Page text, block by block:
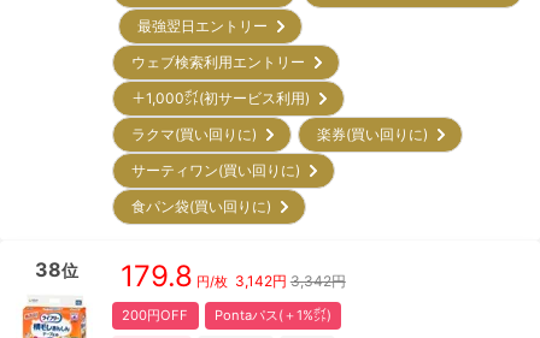
最強翌日エントリー
ウェブ検索利用エントリー
＋1,000㌽(初サービス利用)
ラクマ(買い回りに)
楽券(買い回りに)
サーティワン(買い回りに)
食パン袋(買い回りに)
38位 179.8 円/枚 3,142円 3,342円
200円OFF Pontaパス(＋1%㌽)